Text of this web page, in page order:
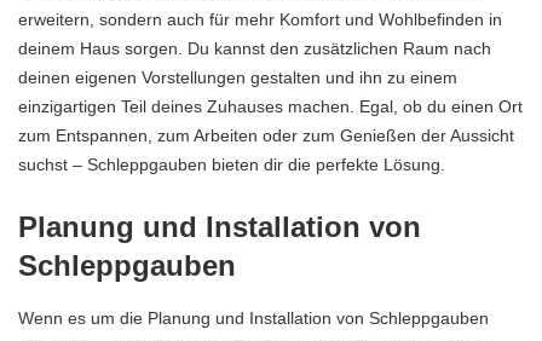
erweitern, sondern auch für mehr Komfort und Wohlbefinden in
deinem Haus sorgen. Du kannst den zusätzlichen Raum nach
deinen eigenen Vorstellungen gestalten und ihn zu einem
einzigartigen Teil deines Zuhauses machen. Egal, ob du einen Ort
zum Entspannen, zum Arbeiten oder zum Genießen der Aussicht
suchst – Schleppgauben bieten dir die perfekte Lösung.
Planung und Installation von
Schleppgauben
Wenn es um die Planung und Installation von Schleppgauben